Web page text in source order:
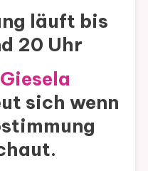
läuft bis
20 Uhr
Giesela
sich wenn